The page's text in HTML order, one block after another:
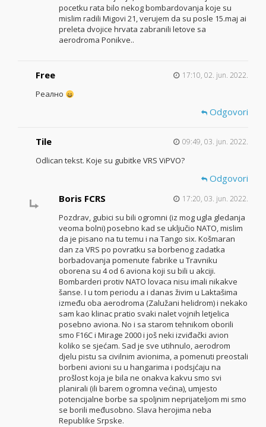
pocetku rata bilo nekog bombardovanja koje su
mislim radili Migovi 21, verujem da su posle 15.maj ai
preleta dvojice hrvata zabranili letove sa
aerodroma Ponikve..
Free 17:10, 02. jun. 2022.
Реално
Odgovori
Tile 09:49, 03. jun. 2022.
Odlican tekst. Koje su gubitke VRS ViPVO?
Odgovori
Boris FCRS
17:20, 03. jun. 2022.
Pozdrav, gubici su bili ogromni (iz mog ugla gledanja
veoma bolni) posebno kad se uključio NATO, mislim
da je pisano na tu temu i na Tango six. Košmaran
dan za VRS po povratku sa borbenog zadatka
borbadovanja pomenute fabrike u Travniku
oborena su 4 od 6 aviona koji su bili u akciji.
Bombarderi protiv NATO lovaca nisu imali nikakve
šanse. I u tom periodu a i danas živim u Laktašima
između oba aerodroma (Zalužani helidrom) i nekako
sam kao klinac pratio svaki nalet vojnih letjelica
posebno aviona. No i sa starom tehnikom oborili
smo F16C i Mirage 2000 i još neki izviđački avion
koliko se sjećam. Sad je sve utihnulo, aerodrom
djelu pistu sa civilnim avionima, a pomenuti preostali
borbeni avioni su u hangarima i podsjćaju na
prošlost koja je bila ne onakva kakvu smo svi
planirali (ili barem ogromna većina), umjesto
potencijalne borbe sa spoljnim neprijateljom mi smo
se borili međusobno. Slava herojima neba
Republike Srpske.